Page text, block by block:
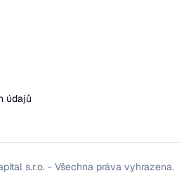
údajů
s.r.o. - Všechna práva vyhrazena.